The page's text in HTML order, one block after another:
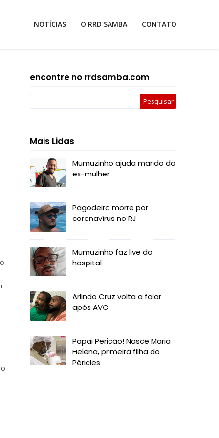
NOTÍCIAS O RRD SAMBA CONTATO
encontre no rrdsamba.com
Mais Lidas
Mumuzinho ajuda marido da
ex-mulher
Pagodeiro morre por
coronavírus no RJ
Mumuzinho faz live do
hospital
Arlindo Cruz volta a falar
após AVC
Papai Pericão! Nasce Maria
Helena, primeira filha do
Péricles